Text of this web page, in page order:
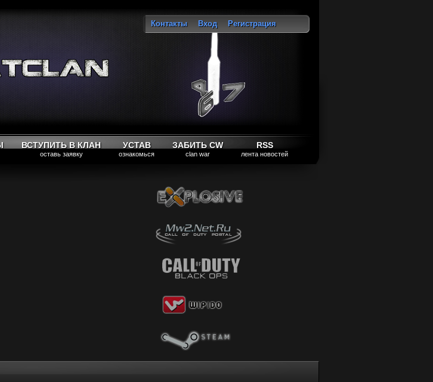
Контакты Вход
Регистрация
ВСТУПИТЬ В КЛАН
оставь заявку
УСТАВ
ознакомься
ЗАБИТЬ CW
clan war
RSS
лента новостей